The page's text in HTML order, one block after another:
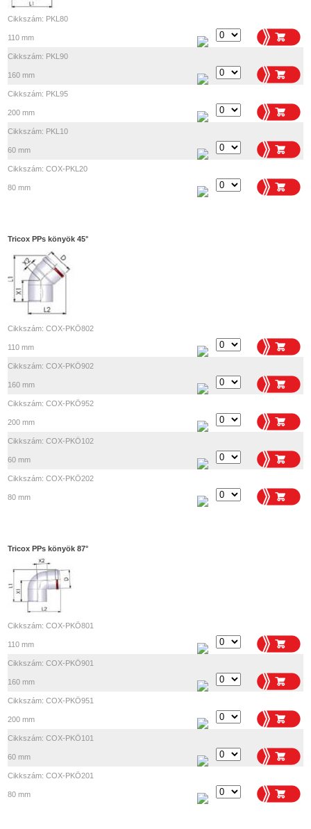
Cikkszám: PKL80
110 mm
Cikkszám: PKL90
160 mm
Cikkszám: PKL95
200 mm
Cikkszám: PKL10
60 mm
Cikkszám: COX-PKL20
80 mm
Tricox PPs könyök 45°
Cikkszám: COX-PKÖ802
110 mm
Cikkszám: COX-PKÖ902
160 mm
Cikkszám: COX-PKÖ952
200 mm
Cikkszám: COX-PKÖ102
60 mm
Cikkszám: COX-PKÖ202
80 mm
Tricox PPs könyök 87°
Cikkszám: COX-PKÖ801
110 mm
Cikkszám: COX-PKÖ901
160 mm
Cikkszám: COX-PKÖ951
200 mm
Cikkszám: COX-PKÖ101
60 mm
Cikkszám: COX-PKÖ201
80 mm